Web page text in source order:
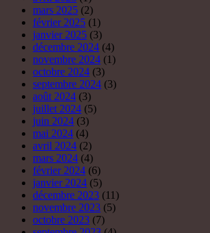
mars 2025 (2)
février 2025 (1)
janvier 2025 (3)
décembre 2024 (4)
novembre 2024 (1)
octobre 2024 (3)
septembre 2024 (3)
août 2024 (3)
juillet 2024 (5)
juin 2024 (3)
mai 2024 (4)
avril 2024 (2)
mars 2024 (4)
février 2024 (6)
janvier 2024 (5)
décembre 2023 (11)
novembre 2023 (5)
octobre 2023 (7)